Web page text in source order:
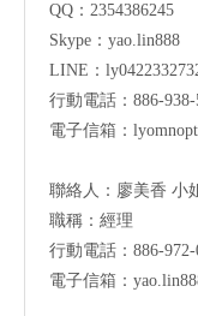
QQ：2354386245
Skype：yao.lin888
LINE：
行動電話：886-938-
電子信箱：
聯絡人：廖美香 小
職稱：經理
行動電話：886-972-
電子信箱：